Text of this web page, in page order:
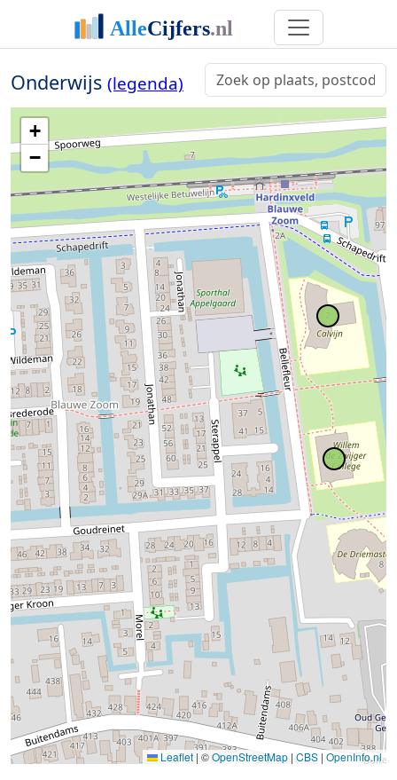
Onderwijs (legenda)
+
−
Leaflet | ©OpenStreetMap | CBS | OpenInfo.nl